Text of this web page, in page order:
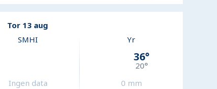
Tor 13 aug
SMHI
Ingen data
Yr
36°
20°
0 mm